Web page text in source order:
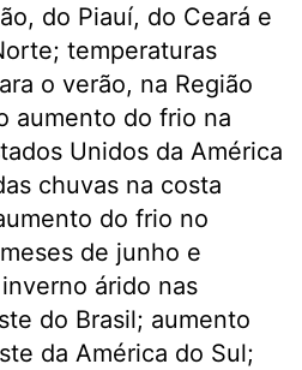
do Piauí, do Ceará e
temperaturas
o verão, na Região
aumento do frio na
Unidos da América
chuvas na costa
do frio no
de junho e
árido nas
do Brasil; aumento
da América do Sul;